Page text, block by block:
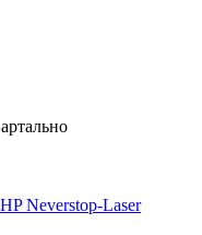
Neverstop-Laser